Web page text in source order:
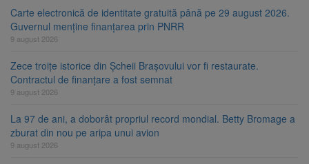
Carte electronică de identitate gratuită până pe 29 august 2026.
Guvernul menține finanțarea prin PNRR
9 august 2026
Zece troițe istorice din Șcheii Brașovului vor fi restaurate.
Contractul de finanțare a fost semnat
9 august 2026
La 97 de ani, a doborât propriul record mondial. Betty Bromage a
zburat din nou pe aripa unui avion
9 august 2026